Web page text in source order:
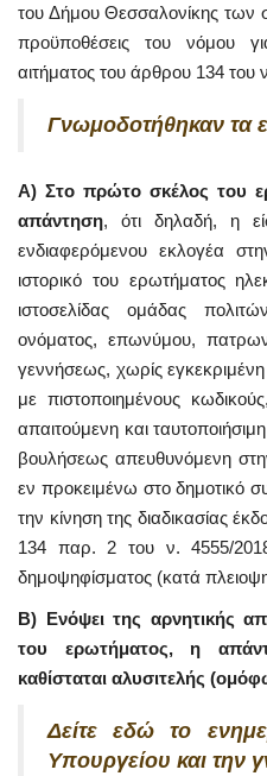
του Δήμου Θεσσαλονίκης των
προϋποθέσεις του νόμου
αιτήματος του άρθρου 134 του
Γνωμοδοτήθηκαν τα
Α) Στο πρώτο σκέλος του
απάντηση, ότι δηλαδή, η
ενδιαφερόμενου εκλογέα
ιστορικό του ερωτήματος
ιστοσελίδας ομάδας
ονόματος, επωνύμου,
γεννήσεως, χωρίς
με πιστοποιημένους
απαιτούμενη και
βουλήσεως απευθυνόμενη
εν προκειμένω στο δημοτικό
την κίνηση της διαδικασίας
134 παρ. 2 του ν. 4555/2018,
δημοψηφίσματος (κατά
Β) Ενόψει της αρνητικής
του ερωτήματος, η
καθίσταται αλυσιτελής
Δείτε εδώ το
Υπουργείου και την